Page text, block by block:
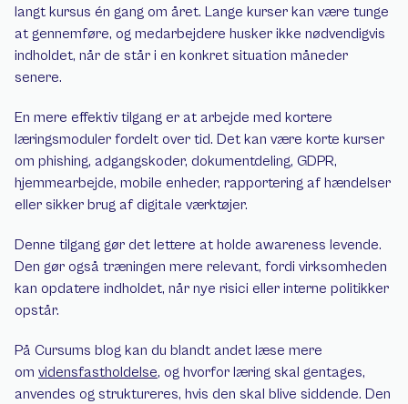
langt kursus én gang om året. Lange kurser kan være tunge
at gennemføre, og medarbejdere husker ikke nødvendigvis
indholdet, når de står i en konkret situation måneder
senere.
En mere effektiv tilgang er at arbejde med kortere
læringsmoduler fordelt over tid. Det kan være korte kurser
om phishing, adgangskoder, dokumentdeling, GDPR,
hjemmearbejde, mobile enheder, rapportering af hændelser
eller sikker brug af digitale værktøjer.
Denne tilgang gør det lettere at holde awareness levende.
Den gør også træningen mere relevant, fordi virksomheden
kan opdatere indholdet, når nye risici eller interne politikker
opstår.
På Cursums blog kan du blandt andet læse mere
om vidensfastholdelse, og hvorfor læring skal gentages,
anvendes og struktureres, hvis den skal blive siddende. Den